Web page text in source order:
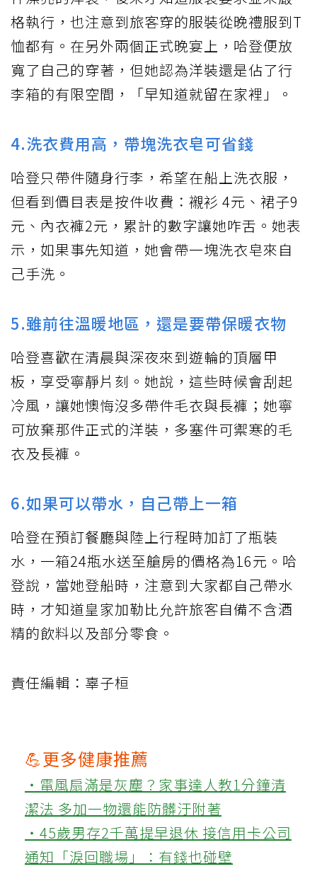
格執行，也注意到旅客穿的服裝從晚禮服到T
恤都有。在另外兩個正式晚宴上，哈登便放
寬了自己的穿著，但她認為洋裝還是佔了行
李箱的有限空間，「早知道就留在家裡」。
4.洗衣費用高，帶塊洗衣皂可省錢
哈登只帶件隨身行李，希望在船上洗衣服，
但看到價目表是按件收費：襯衫 4元、裙子9
元、內衣褲2元，累計的數字讓她咋舌。她表
示，如果事先知道，她會帶一塊洗衣皂來自
己手洗。
5.雖前往溫暖地區，還是要帶保暖衣物
哈登喜歡在清晨與深夜來到遊輪的頂層甲
板，享受寧靜片刻。她說，這些時候會刮起
冷風，讓她懊悔沒多帶件毛衣與長褲；她寧
可放棄那件正式的洋裝，多塞件可禦寒的毛
衣及長褲。
6.如果可以帶水，自己帶上一箱
哈登在預訂餐廳與陸上行程時加訂了瓶裝
水，一箱24瓶水送至艙房的價格為16元。哈
登說，當她登船時，注意到大家都自己帶水
時，才知道皇家加勒比允許旅客自備不含酒
精的飲料以及部分零食。
責任編輯：辜子桓
💪更多健康推薦
‧電風扇滿是灰塵？家事達人教1分鐘清
潔法 多加一物還能防髒汙附著
‧45歲男存2千萬提早退休 接信用卡公司
通知「淚回職場」：有錢也碰壁